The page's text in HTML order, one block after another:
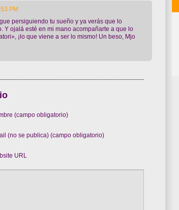
PM
persiguiendo tu sueño y ya verás que lo
Y ojalá esté en mi mano acompañarte a que lo
¡lo que viene a ser lo mismo! Un beso, Mjo
(campo obligatorio)
(no se publica) (campo obligatorio)
URL